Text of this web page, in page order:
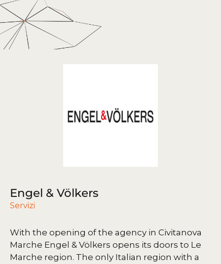
Engel & Völkers
Servizi
With the opening of the agency in Civitanova
Marche Engel & Völkers opens its doors to Le
Marche region. The only Italian region with a